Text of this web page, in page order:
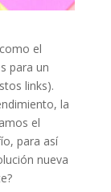
el
para un
links).
la
el
para así
nueva